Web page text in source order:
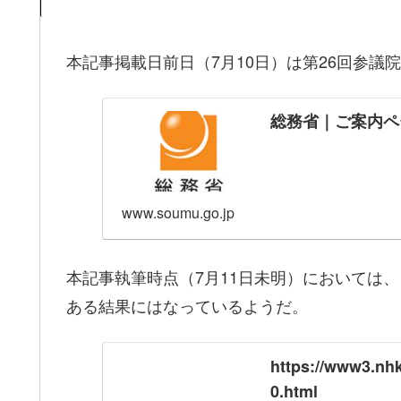
本記事掲載日前日（7月10日）は第26回参議
総務省｜ご案内
www.soumu.go.jp
本記事執筆時点（7月11日未明）においては
ある結果にはなっているようだ。
https://
0.html